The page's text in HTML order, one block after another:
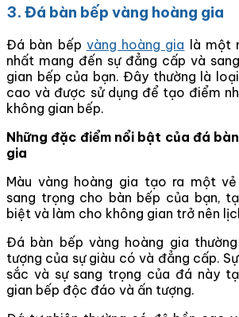
3. Đá bàn bếp vàng hoàng gia
Đá bàn bếp vàng hoàng gia là một
nhất mang đến sự đẳng cấp và
gian bếp của bạn. Đây thường là
cao và được sử dụng để tạo điểm
không gian bếp.
Những đặc điểm nổi bật của đá
gia
Màu vàng hoàng gia tạo ra một
sang trọng cho bàn bếp của bạn,
biệt và làm cho không gian trở nên
Đá bàn bếp vàng hoàng gia
tượng của sự giàu có và đẳng cấp.
sắc và sự sang trọng của đá này
gian bếp độc đáo và ấn tượng.